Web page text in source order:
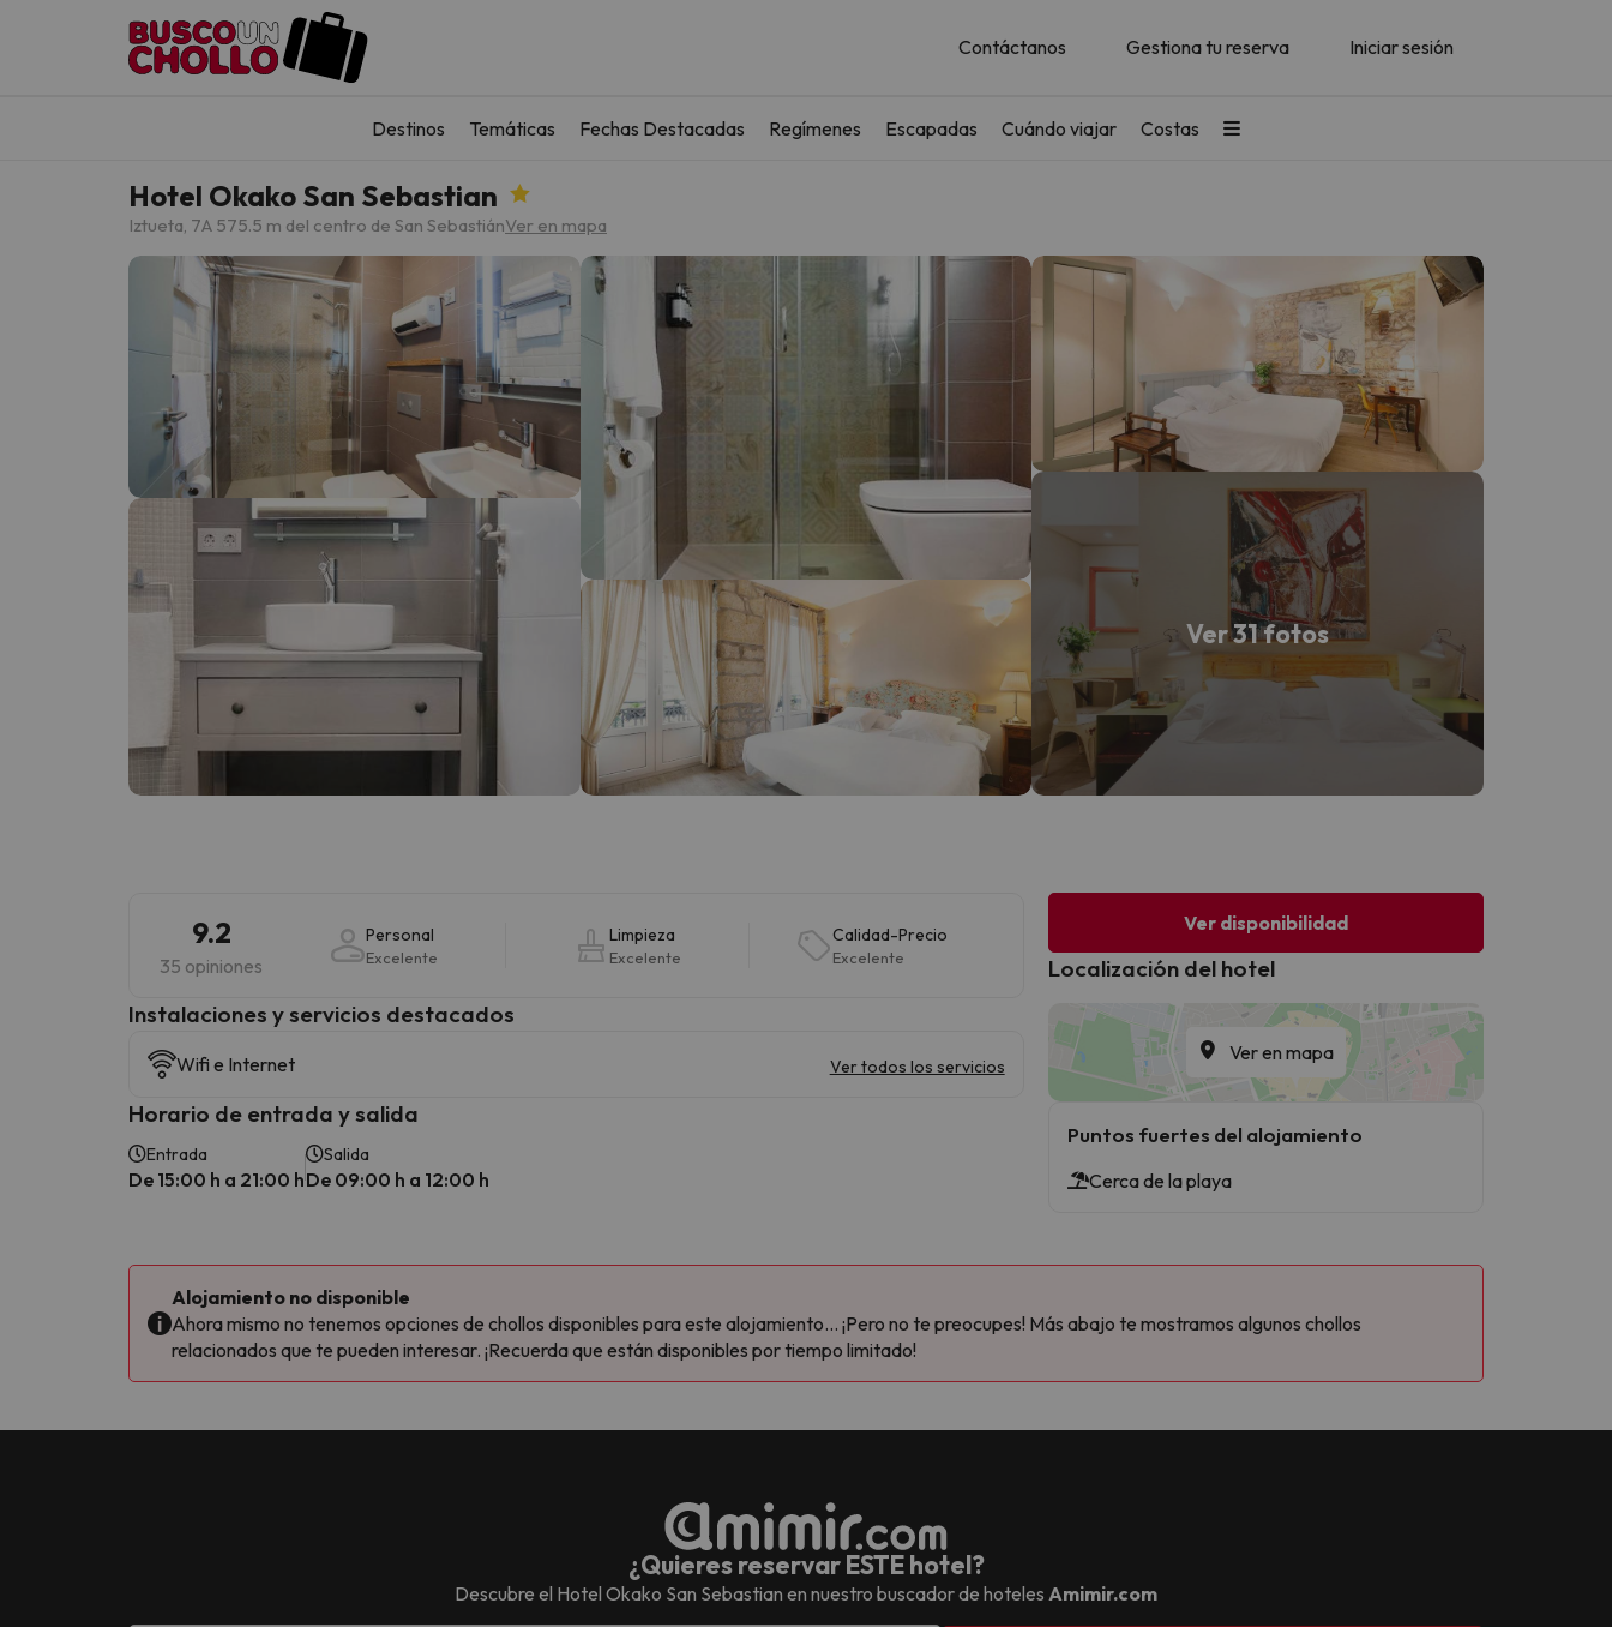
Contáctanos Gestiona tu reserva Iniciar sesión
Destinos Temáticas Fechas Destacadas Regímenes Escapadas Cuándo viajar Costas
Hotel Okako San Sebastian
Iztueta, 7A 575.5 m del centro de San SebastiánVer en mapa
Ver 31 fotos
9.2
35 opiniones
Personal
Excelente
Limpieza
Excelente
Calidad-Precio
Excelente
Instalaciones y servicios destacados
Wifi e Internet Ver todos los servicios
Horario de entrada y salida
Entrada
De 15:00 h a 21:00 h
Salida
De 09:00 h a 12:00 h
Ver disponibilidad
Localización del hotel
Ver en mapa
Puntos fuertes del alojamiento
Cerca de la playa
Alojamiento no disponible
Ahora mismo no tenemos opciones de chollos disponibles para este alojamiento... ¡Pero no te preocupes! Más abajo te mostramos algunos chollos
relacionados que te pueden interesar. ¡Recuerda que están disponibles por tiempo limitado!
¿Quieres reservar ESTE hotel?
Descubre el Hotel Okako San Sebastian en nuestro buscador de hoteles Amimir.com